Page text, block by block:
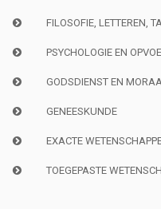
FILOSOFIE, LETTEREN,
PSYCHOLOGIE EN
GODSDIENST EN
GENEESKUNDE
EXACTE
TOEGEPASTE